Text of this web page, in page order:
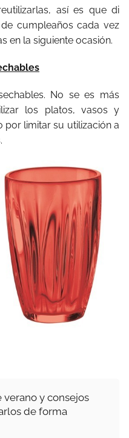
así es que di
cumpleaños cada vez
en la siguiente ocasión.
No se es más
los platos, vasos y
por limitar su utilización a
verano y consejos
de forma